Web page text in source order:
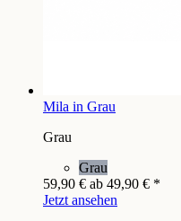
Mila in Grau
Grau
Grau
59,90 € ab 49,90 € *
Jetzt ansehen